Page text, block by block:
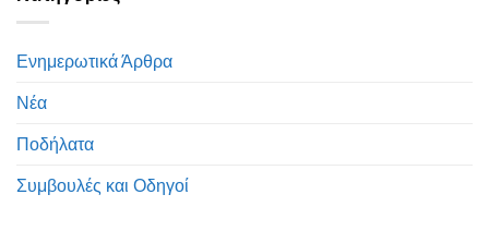
Ενημερωτικά Άρθρα
Νέα
Ποδήλατα
Συμβουλές και Οδηγοί